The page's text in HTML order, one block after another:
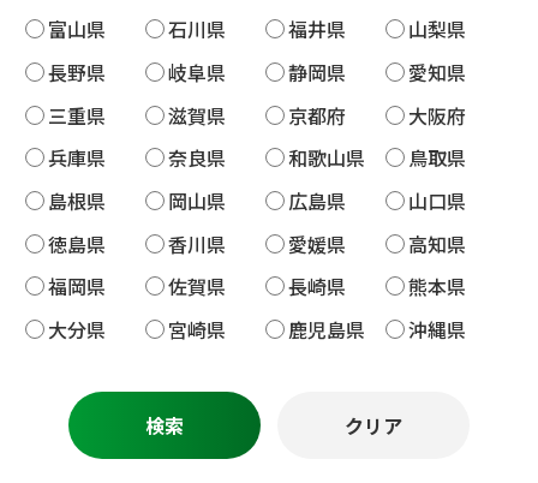
富山県
石川県 福井県
山梨県
長野県
岐阜県 静岡県
愛知県
三重県
滋賀県 京都府
大阪府
兵庫県
奈良県 和歌山県
鳥取県
島根県
岡山県 広島県
山口県
徳島県
香川県 愛媛県
高知県
福岡県
佐賀県 長崎県
熊本県
大分県
宮崎県 鹿児島県 沖縄県